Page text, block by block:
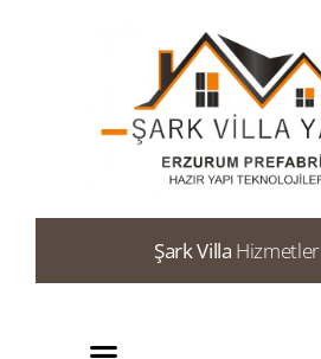
Şark Villa Hizmetler